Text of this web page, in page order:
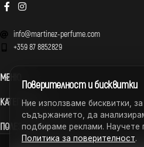
info@martinez-perfume.com
+359 87 8852829
МЕНЮ
КАТЕГОРИИ
ПОЛЕЗНИ ВРЪЗКИ
MARTINEZ – ВСИЧКИ
Поверителност и бисквитки
Ние използваме бисквитки,
съдържанието, да
подбираме реклами. Научете
Политика за поверителност.